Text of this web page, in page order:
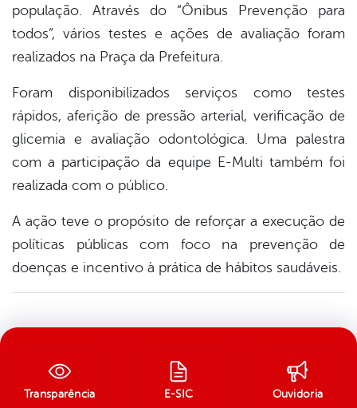
população. Através do “Ônibus Prevenção para
todos”, vários testes e ações de avaliação foram
realizados na Praça da Prefeitura.
Foram disponibilizados serviços como testes
rápidos, aferição de pressão arterial, verificação de
glicemia e avaliação odontológica. Uma palestra
com a participação da equipe E-Multi também foi
realizada com o público.
A ação teve o propósito de reforçar a execução de
políticas públicas com foco na prevenção de
doenças e incentivo à prática de hábitos saudáveis.
Transparência E-SIC Ouvidoria